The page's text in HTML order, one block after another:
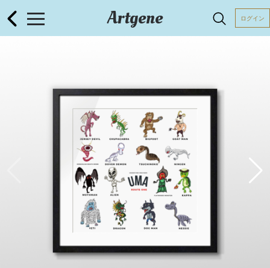
Artgene ログイン